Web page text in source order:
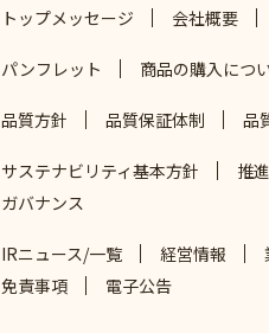
トップメッセージ 会社概要
パンフレット 商品の購入につ
品質方針 品質保証体制 品
サステナビリティ基本方針 推
ガバナンス
IRニュース/一覧 経営情報
免責事項
電子公告